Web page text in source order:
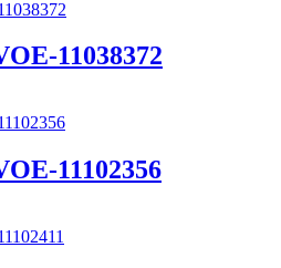
11038372
11102356